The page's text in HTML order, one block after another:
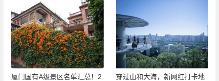
厦门国有A级景区名单汇总！2
穿过山和大海，新网红打卡地